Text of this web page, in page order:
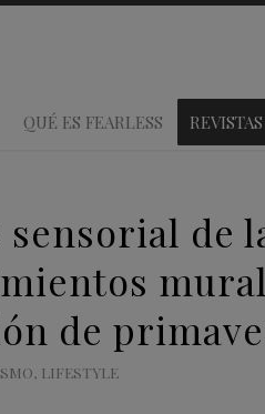
QUÉ ES FEARLESS REVISTAS
sensorial de
de
, LIFESTYLE